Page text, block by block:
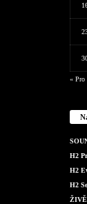
« Pro
H2
H2
H2
ŽIVĚ